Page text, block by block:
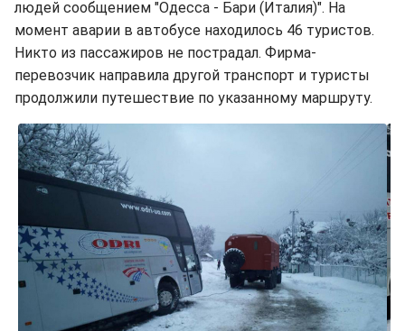
людей сообщением "Одесса - Бари (Италия)". На
момент аварии в автобусе находилось 46 туристов.
Никто из пассажиров не пострадал. Фирма-
перевозчик направила другой транспорт и туристы
продолжили путешествие по указанному маршруту.